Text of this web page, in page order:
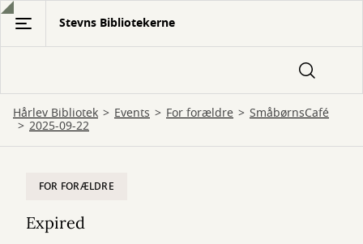
Gå
hovedindhold
Stevns Bibliotekerne
Hårlev Bibliotek Events For forældre SmåbørnsCafé
2025-09-22
FOR FORÆLDRE
Expired